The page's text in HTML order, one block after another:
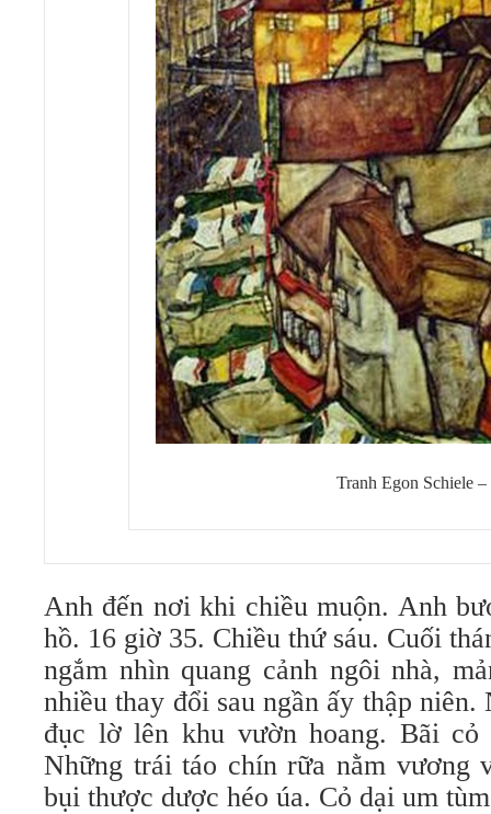
Tranh Egon Schiele
Anh đến nơi khi chiều muộn. Anh
hồ. 16 giờ 35. Chiều thứ sáu. Cuối
ngắm nhìn quang cảnh ngôi nhà,
nhiều thay đổi sau ngần ấy thập niên.
đục lờ lên khu vườn hoang. Bãi cỏ
Những trái táo chín rữa nằm vương
bụi thược dược héo úa. Cỏ dại um